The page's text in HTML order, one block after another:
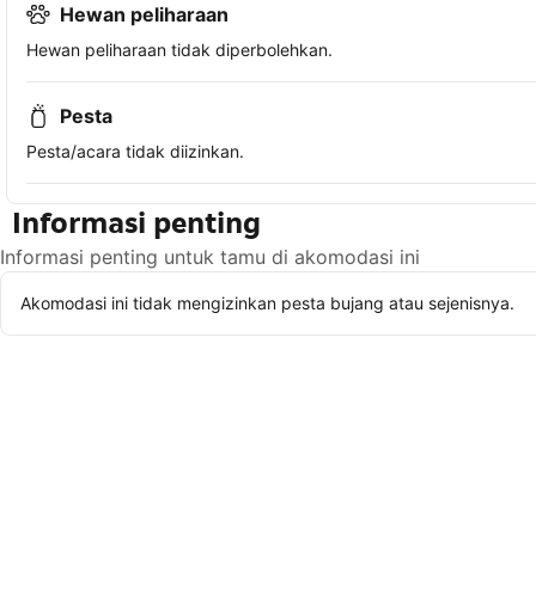
Hewan peliharaan
Hewan peliharaan tidak diperbolehkan.
Pesta
Pesta/acara tidak diizinkan.
Informasi penting
Informasi penting untuk tamu di akomodasi ini
Akomodasi ini tidak mengizinkan pesta bujang atau sejenisnya.